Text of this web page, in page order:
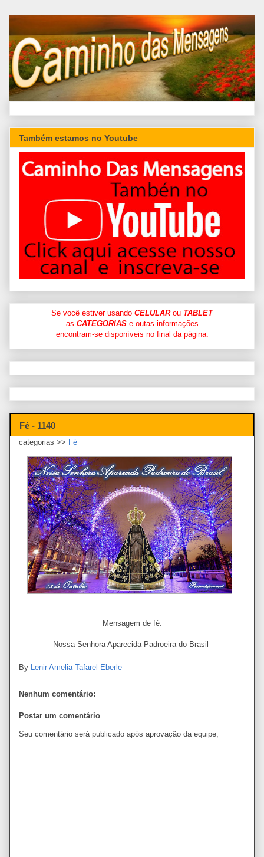
Também estamos no Youtube
Se você estiver usando CELULARou TABLET
as CATEGORIASe outas informações
encontram-se disponíveis no final da página.
Fé - 1140
categorias >> Fé
Mensagem de fé.
Nossa Senhora Aparecida Padroeira do Brasil
By Lenir Amelia Tafarel Eberle
Nenhum comentário:
Postar um comentário
Seu comentário será publicado após aprovação da equipe;